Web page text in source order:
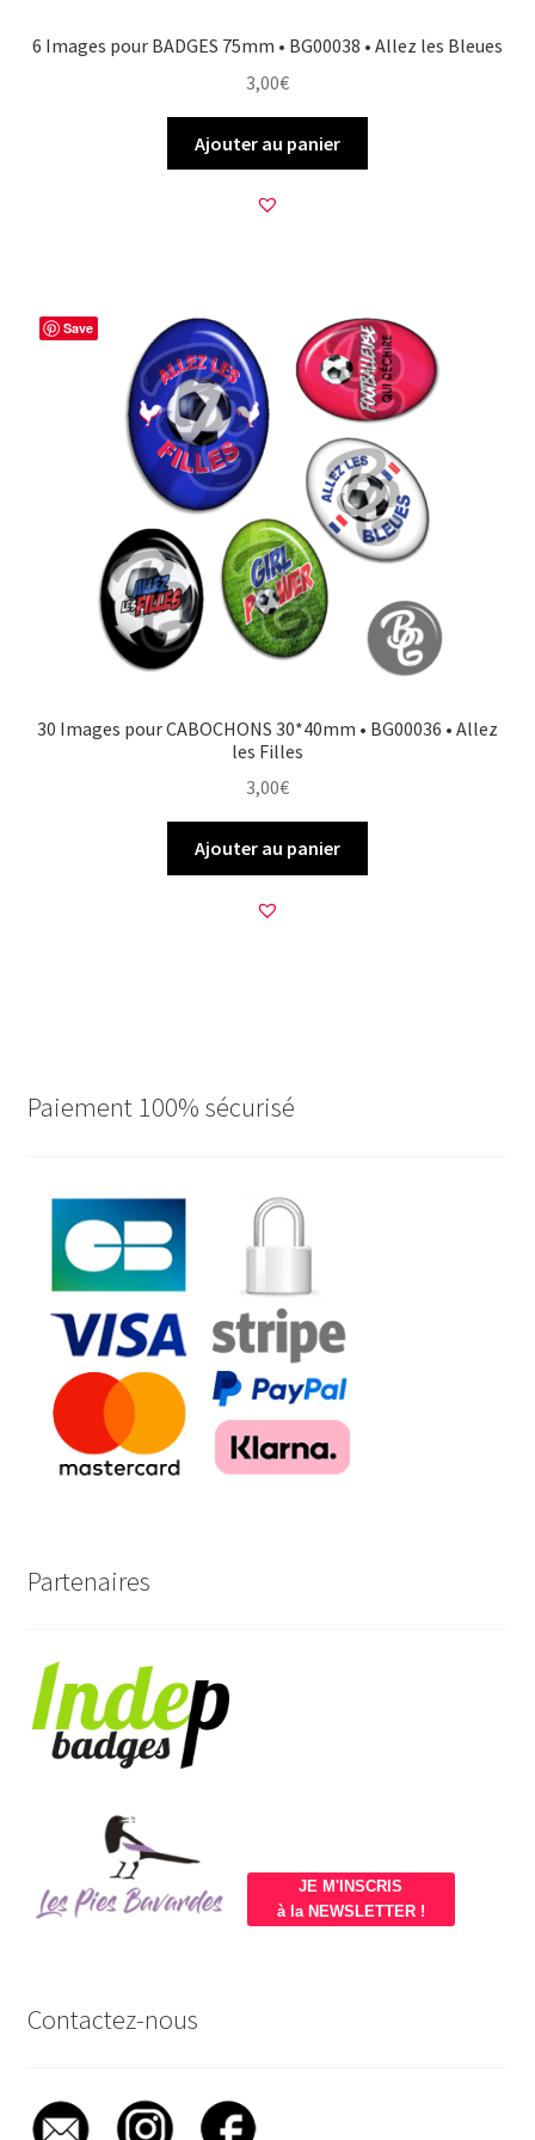
6 Images pour BADGES 75mm • BG00038 • Allez les Bleues
3,00€
Ajouter au panier
Save
30 Images pour CABOCHONS 30*40mm • BG00036 • Allez
les Filles
3,00€
Ajouter au panier
Paiement 100% sécurisé
Partenaires
JE M'INSCRIS
à la NEWSLETTER !
Contactez-nous